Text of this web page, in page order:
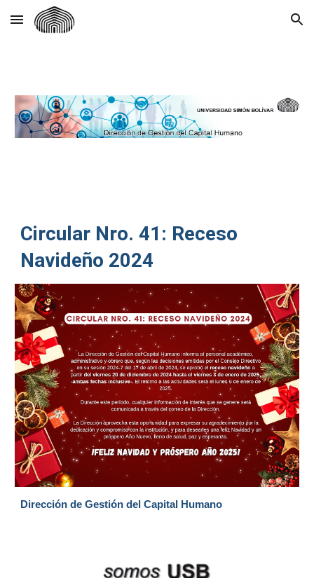
Skip to main content Skip to navigation
Circular Nro. 41: Receso
Navideño 2024
Dirección de Gestión del Capital Humano